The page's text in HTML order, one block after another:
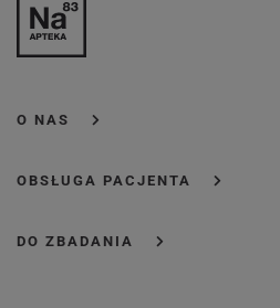
O NAS
OBSŁUGA PACJENTA
DO ZBADANIA